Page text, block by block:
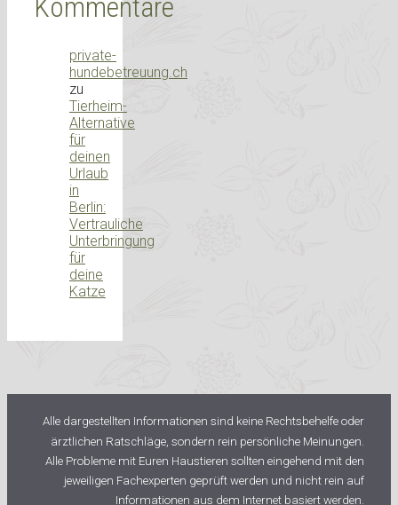
Kommentare
private-
hundebetreuung.ch
zu
Tierheim-
Alternative
für
deinen
Urlaub
in
Berlin:
Vertrauliche
Unterbringung
für
deine
Katze
Alle dargestellten Informationen sind keine Rechtsbehelfe oder
ärztlichen Ratschläge, sondern rein persönliche Meinungen.
Alle Probleme mit Euren Haustieren sollten eingehend mit den
jeweiligen Fachexperten geprüft werden und nicht rein auf
Informationen aus dem Internet basiert werden.